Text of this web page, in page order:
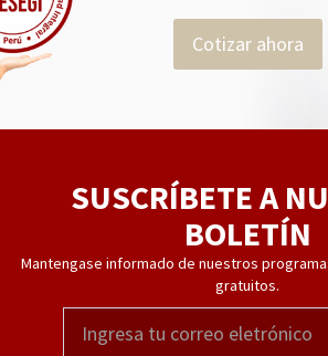
Cotizar ahora
SUSCRÍBETE A
BOLETÍN
Mantengase informado de nuestros
gratuitos.